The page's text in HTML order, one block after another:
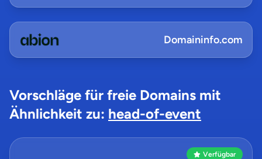
Domaininfo.com
Vorschläge für freie Domains mit
Ähnlichkeit zu: head-of-event
Verfügbar